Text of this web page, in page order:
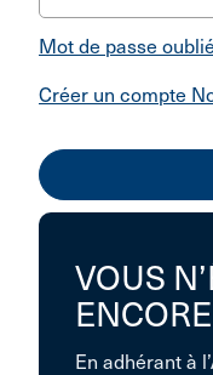
Mot de passe
Créer un compte
VOUS
En adhérant à